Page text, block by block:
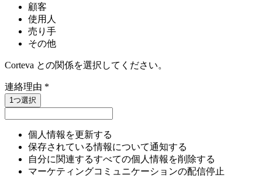
顧客
使用人
売り手
その他
Corteva との関係を選択してください。
連絡理由 *
1つ選択
個人情報を更新する
保存されている情報について通知する
自分に関連するすべての個人情報を削除する
マーケティングコミュニケーションの配信停止